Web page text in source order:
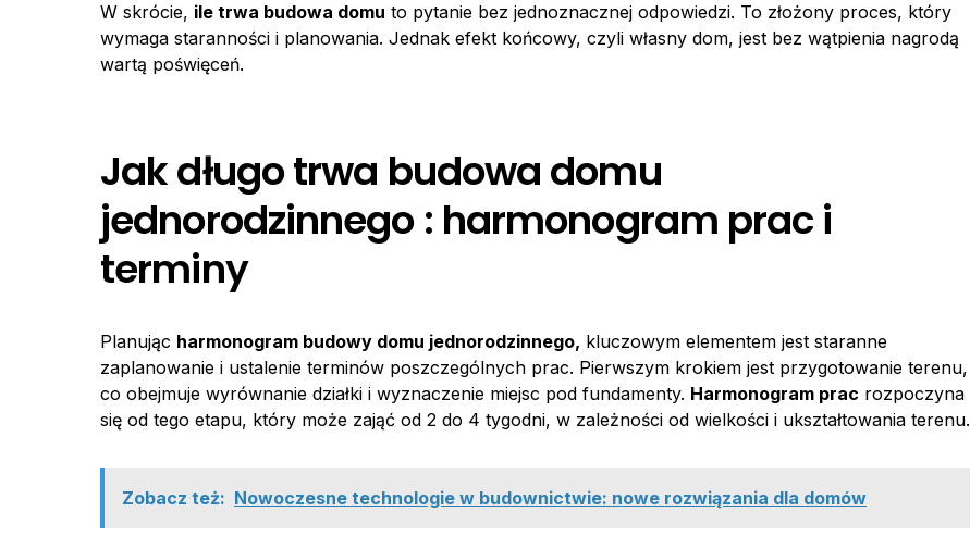
W skrócie, ile trwa budowa domu to pytanie bez jednoznacznej odpowiedzi. To złożony proces, który
wymaga staranności i planowania. Jednak efekt końcowy, czyli własny dom, jest bez wątpienia nagrodą
wartą poświęceń.
Jak długo trwa budowa domu
jednorodzinnego : harmonogram prac i
terminy
Planując harmonogram budowy domu jednorodzinnego, kluczowym elementem jest staranne
zaplanowanie i ustalenie terminów poszczególnych prac. Pierwszym krokiem jest przygotowanie terenu,
co obejmuje wyrównanie działki i wyznaczenie miejsc pod fundamenty. Harmonogram prac rozpoczyna
się od tego etapu, który może zająć od 2 do 4 tygodni, w zależności od wielkości i ukształtowania terenu.
Zobacz też: Nowoczesne technologie w budownictwie: nowe rozwiązania dla domów